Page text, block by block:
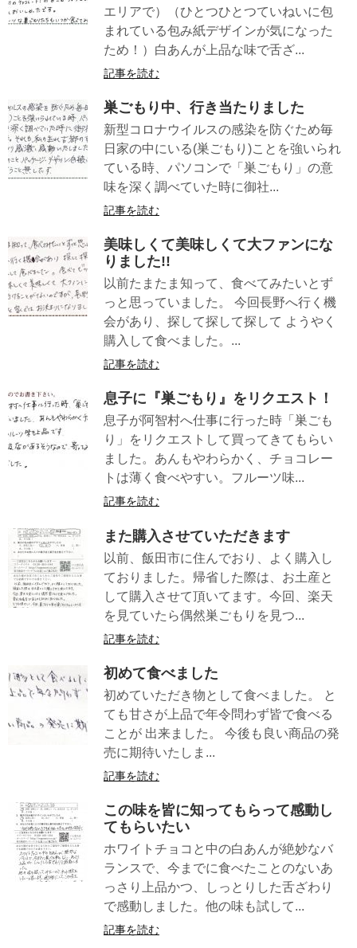
エリアで）（ひとつひとつていねいに包
まれている包み紙デザインが気になった
ため！）白あんが上品な味で舌ざ...
記事を読む
巣ごもり中、行き当たりました
新型コロナウイルスの感染を防ぐため毎
日家の中にいる(巣ごもり)ことを強いられ
ている時、パソコンで「巣ごもり」の意
味を深く調べていた時に御社...
記事を読む
美味しくて美味しくて大ファンにな
りました!!
以前たまたま知って、食べてみたいとず
っと思っていました。 今回長野へ行く機
会があり、探して探して探して ようやく
購入して食べました。...
記事を読む
息子に『巣ごもり』をリクエスト！
息子が阿智村へ仕事に行った時「巣ごも
り」をリクエストして買ってきてもらい
ました。あんもやわらかく、チョコレー
トは薄く食べやすい。フルーツ味...
記事を読む
また購入させていただきます
以前、飯田市に住んでおり、よく購入し
ておりました。帰省した際は、お土産と
して購入させて頂いてます。今回、楽天
を見ていたら偶然巣ごもりを見つ...
記事を読む
初めて食べました
初めていただき物として食べました。 と
ても甘さが上品で年令問わず皆で食べる
ことが 出来ました。 今後も良い商品の発
売に期待いたしま...
記事を読む
この味を皆に知ってもらって感動し
てもらいたい
ホワイトチョコと中の白あんが絶妙なバ
ランスで、今までに食べたことのないあ
っさり上品かつ、しっとりした舌ざわり
で感動しました。他の味も試して...
記事を読む